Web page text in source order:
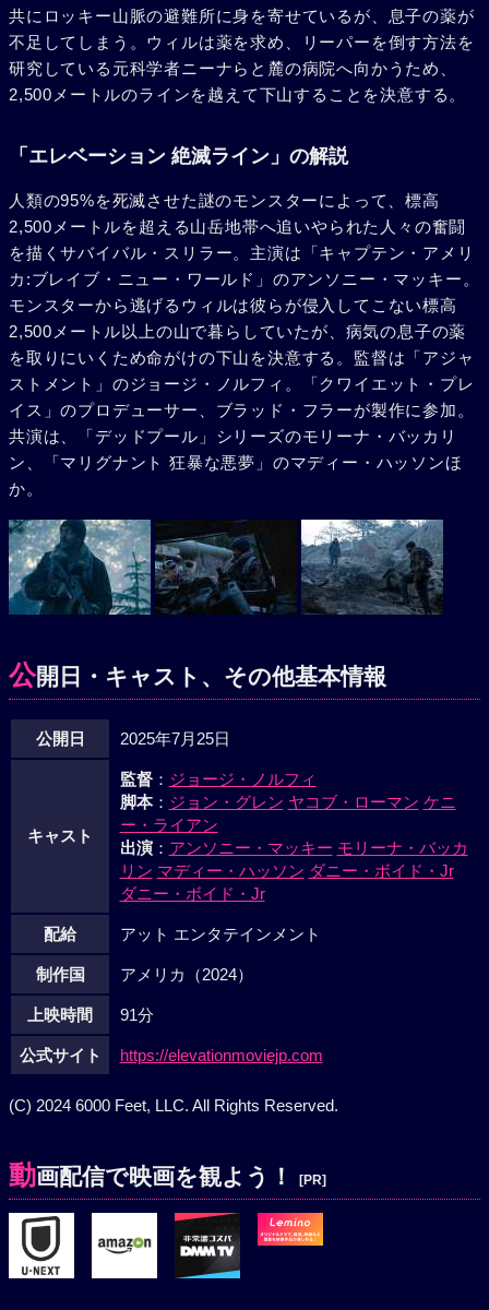
共にロッキー山脈の避難所に身を寄せているが、息子の薬が
不足してしまう。ウィルは薬を求め、リーパーを倒す方法を
研究している元科学者ニーナらと麓の病院へ向かうため、
2,500メートルのラインを越えて下山することを決意する。
「エレベーション 絶滅ライン」の解説
人類の95%を死滅させた謎のモンスターによって、標高
2,500メートルを超える山岳地帯へ追いやられた人々の奮闘
を描くサバイバル・スリラー。主演は「キャプテン・アメリ
カ:ブレイブ・ニュー・ワールド」のアンソニー・マッキー。
モンスターから逃げるウィルは彼らが侵入してこない標高
2,500メートル以上の山で暮らしていたが、病気の息子の薬
を取りにいくため命がけの下山を決意する。監督は「アジャ
ストメント」のジョージ・ノルフィ。「クワイエット・プレ
イス」のプロデューサー、ブラッド・フラーが製作に参加。
共演は、「デッドプール」シリーズのモリーナ・バッカリ
ン、「マリグナント 狂暴な悪夢」のマディー・ハッソンほ
か。
公開日・キャスト、その他基本情報
公開日 2025年7月25日
キャスト
監督： ジョージ・ノルフィ
脚本： ジョン・グレン ヤコブ・ローマン ケニ
ー・ライアン
出演： アンソニー・マッキー モリーナ・バッカ
リン マディー・ハッソン ダニー・ボイド・Jr
ダニー・ボイド・Jr
配給 アット エンタテインメント
制作国 アメリカ（2024）
上映時間 91分
公式サイト https://elevationmoviejp.com
(C) 2024 6000 Feet, LLC. All Rights Reserved.
動画配信で映画を観よう！ [PR]